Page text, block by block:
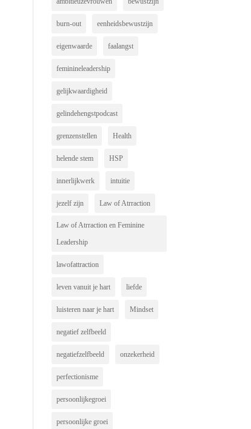
burn-out eenheidsbewustzijn
eigenwaarde faalangst
feminineleadership
gelijkwaardigheid
gelindehengstpodcast
grenzenstellen Health
helende stem HSP
innerlijkwerk intuitie
jezelf zijn Law of Atrraction
Law of Atrraction en Feminine
Leadership
lawofattraction
leven vanuit je hart liefde
luisteren naar je hart Mindset
negatief zelfbeeld
negatiefzelfbeeld onzekerheid
perfectionisme
persoonlijkegroei
persoonlijke groei